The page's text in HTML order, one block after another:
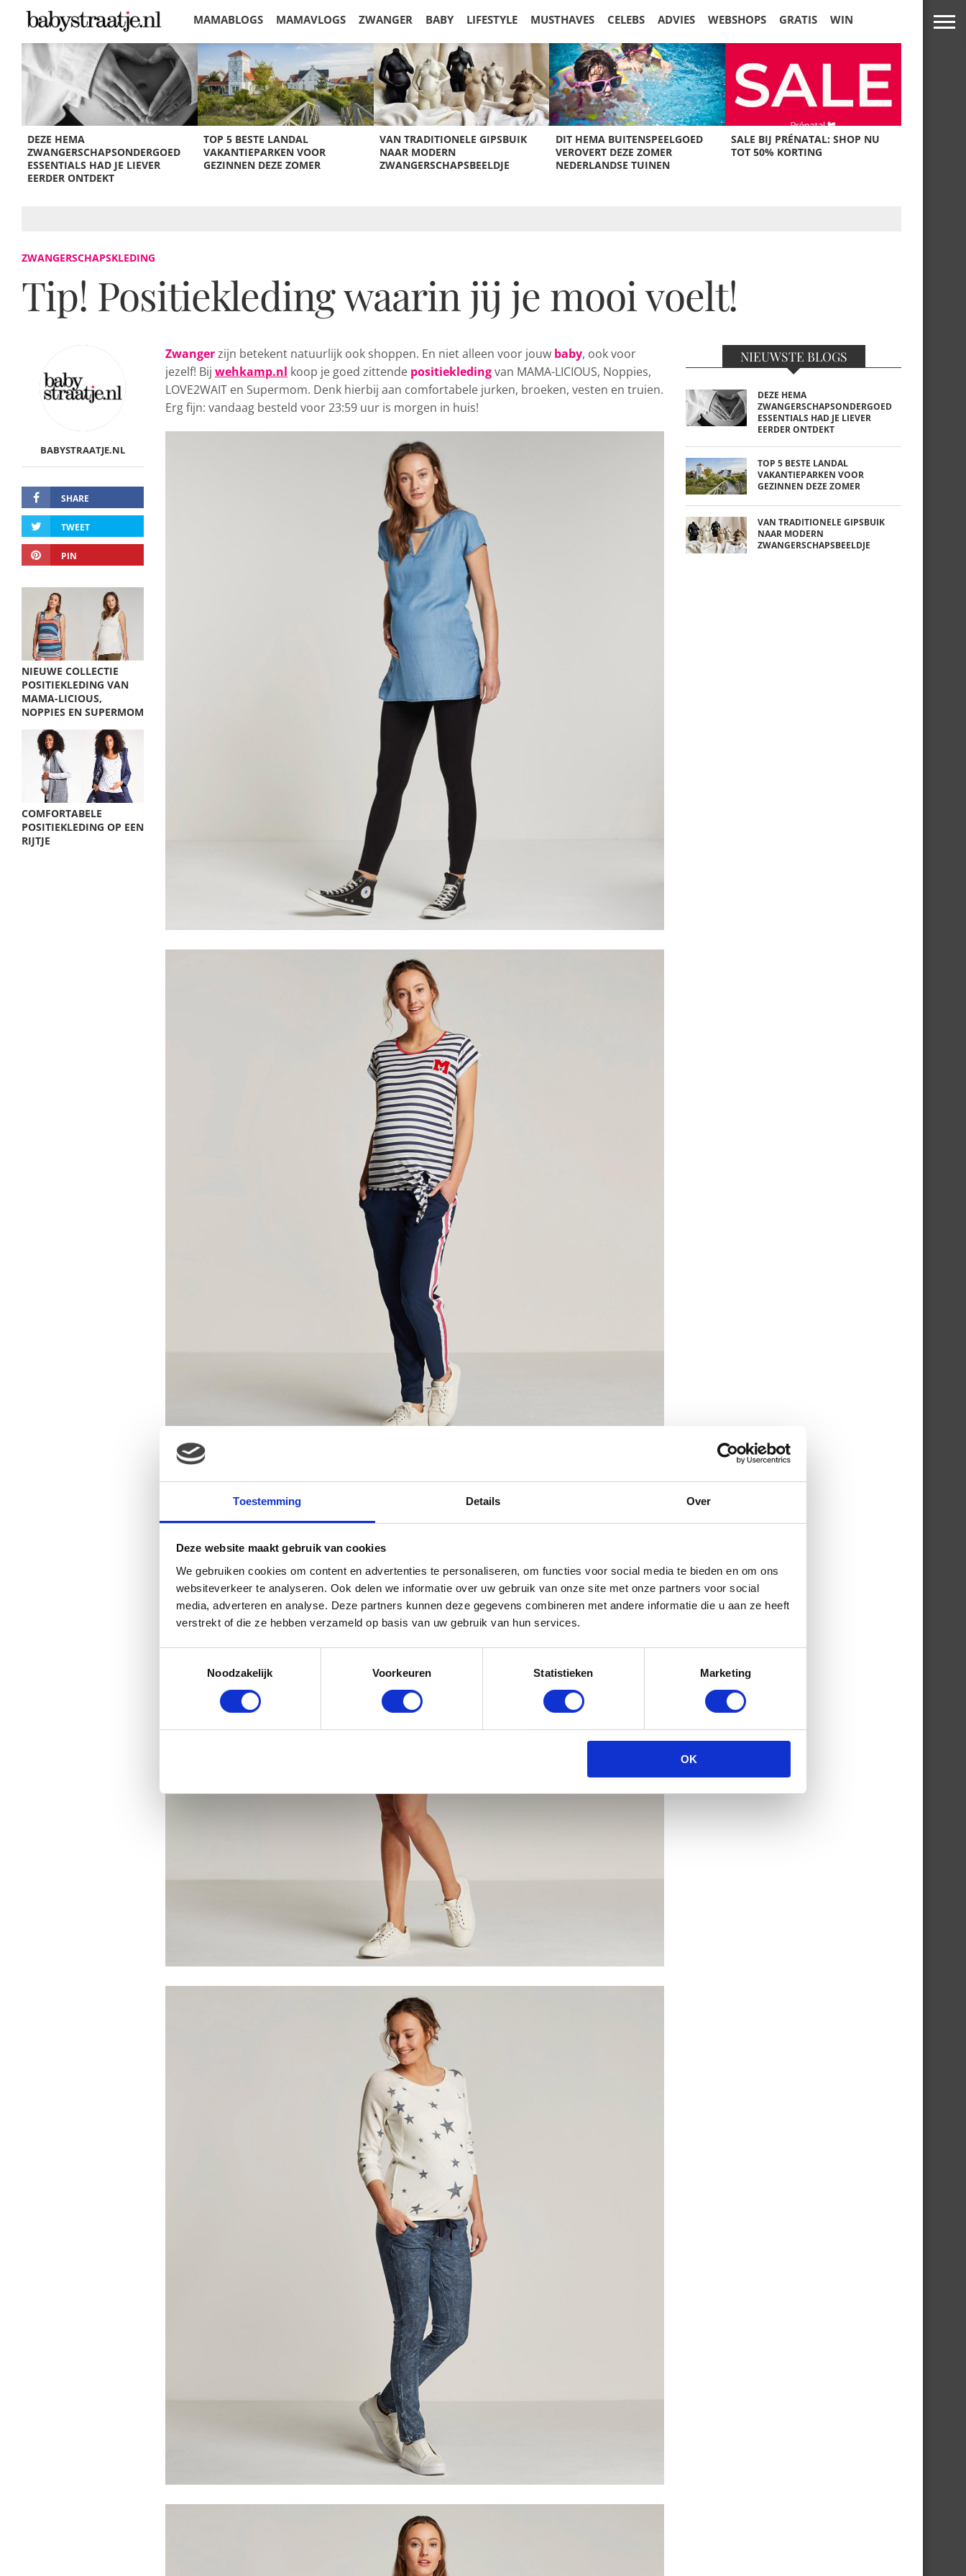
Toestemming Details Over
Deze website maakt gebruik van cookies
We gebruiken cookies om content en advertenties te personaliseren, om functies voor social media te bieden en om ons
websiteverkeer te analyseren. Ook delen we informatie over uw gebruik van onze site met onze partners voor social
media, adverteren en analyse. Deze partners kunnen deze gegevens combineren met andere informatie die u aan ze heeft
verstrekt of die ze hebben verzameld op basis van uw gebruik van hun services.
Noodzakelijk
Voorkeuren Statistieken Marketing
OK
MAMABLOGS MAMAVLOGS ZWANGER BABY LIFESTYLE MUSTHAVES CELEBS ADVIES WEBSHOPS GRATIS WIN
KORTINGEN
DEZE HEMA
ZWANGERSCHAPSONDERGOED
ESSENTIALS HAD JE LIEVER
EERDER ONTDEKT
TOP 5 BESTE LANDAL
VAKANTIEPARKEN VOOR
GEZINNEN DEZE ZOMER
VAN TRADITIONELE GIPSBUIK
NAAR MODERN
ZWANGERSCHAPSBEELDJE
DIT HEMA BUITENSPEELGOED
VEROVERT DEZE ZOMER
NEDERLANDSE TUINEN
SALE BIJ PRÉNATAL: SHOP NU
TOT 50% KORTING
ZWANGERSCHAPSKLEDING
Tip! Positiekleding waarin jij je mooi voelt!
BABYSTRAATJE.NL
SHARE
TWEET
PIN
NIEUWE COLLECTIE
POSITIEKLEDING VAN
MAMA-LICIOUS,
NOPPIES EN SUPERMOM
COMFORTABELE
POSITIEKLEDING OP EEN
RIJTJE
Zwangerzijn betekent natuurlijk ook shoppen. En niet alleen voor jouw baby, ook voor
jezelf! Bij wehkamp.nl koop je goed zittende positiekledingvan MAMA-LICIOUS, Noppies,
LOVE2WAIT en Supermom. Denk hierbij aan comfortabele jurken, broeken, vesten en truien.
Erg fijn: vandaag besteld voor 23:59 uur is morgen in huis!
NIEUWSTE BLOGS
DEZE HEMA
ZWANGERSCHAPSONDERGOED
ESSENTIALS HAD JE LIEVER
EERDER ONTDEKT
TOP 5 BESTE LANDAL
VAKANTIEPARKEN VOOR
GEZINNEN DEZE ZOMER
VAN TRADITIONELE GIPSBUIK
NAAR MODERN
ZWANGERSCHAPSBEELDJE